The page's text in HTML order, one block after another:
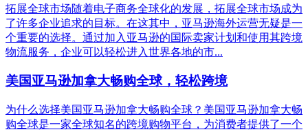
拓展全球市场随着电子商务全球化的发展，拓展全球市场成为
了许多企业追求的目标。在这其中，亚马逊海外运营无疑是一
个重要的选择。通过加入亚马逊的国际卖家计划和使用其跨境
物流服务，企业可以轻松进入世界各地的市...
美国亚马逊加拿大畅购全球，轻松跨境
为什么选择美国亚马逊加拿大畅购全球？美国亚马逊加拿大畅
购全球是一家全球知名的跨境购物平台，为消费者提供了一个